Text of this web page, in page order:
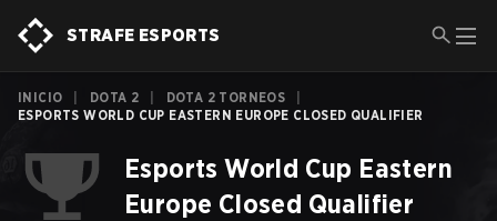
STRAFE ESPORTS
INICIO DOTA 2 DOTA 2 TORNEOS
ESPORTS WORLD CUP EASTERN EUROPE CLOSED QUALIFIER
Esports World Cup Eastern
Europe Closed Qualifier